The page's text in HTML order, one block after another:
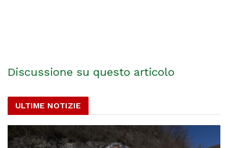
Discussione su questo articolo
ULTIME NOTIZIE